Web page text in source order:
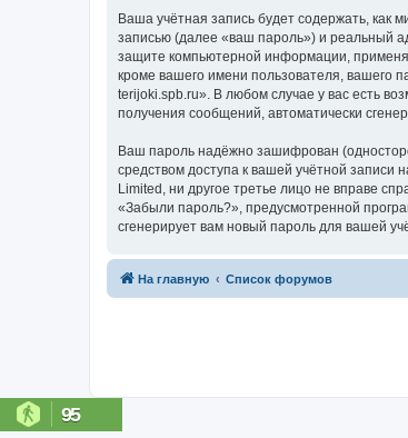
Ваша учётная запись будет содержать,
записью (далее «ваш пароль») и реальный
защите компьютерной информации,
кроме вашего имени пользователя, вашего
terijoki.spb.ru». В любом случае у вас есть
получения сообщений, автоматически
Ваш пароль надёжно зашифрован
средством доступа к вашей учётной записи
Limited, ни другое третье лицо не вправе
«Забыли пароль?», предусмотренной
сгенерирует вам новый пароль для вашей
На главную Список форумов
95